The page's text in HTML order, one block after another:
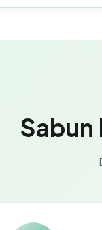
Sabun